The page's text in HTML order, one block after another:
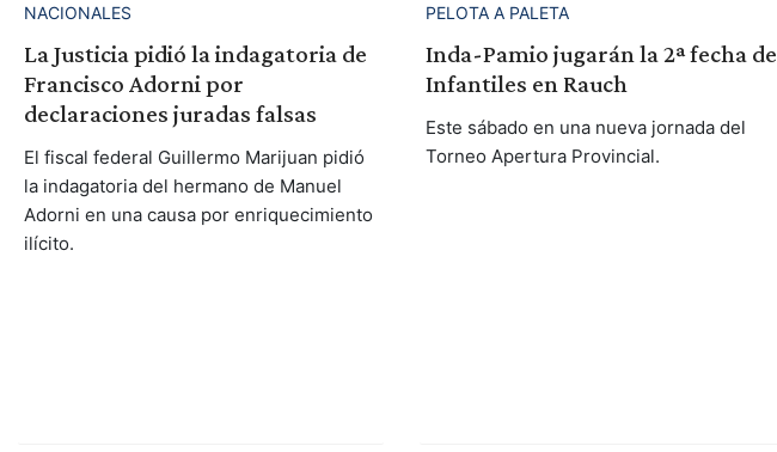
NACIONALES
La Justicia pidió la indagatoria de
Francisco Adorni por
declaraciones juradas falsas
El fiscal federal Guillermo Marijuan pidió
la indagatoria del hermano de Manuel
Adorni en una causa por enriquecimiento
ilícito.
PELOTA A PALETA
Inda-Pamio jugarán la 2ª fecha de
Infantiles en Rauch
Este sábado en una nueva jornada del
Torneo Apertura Provincial.